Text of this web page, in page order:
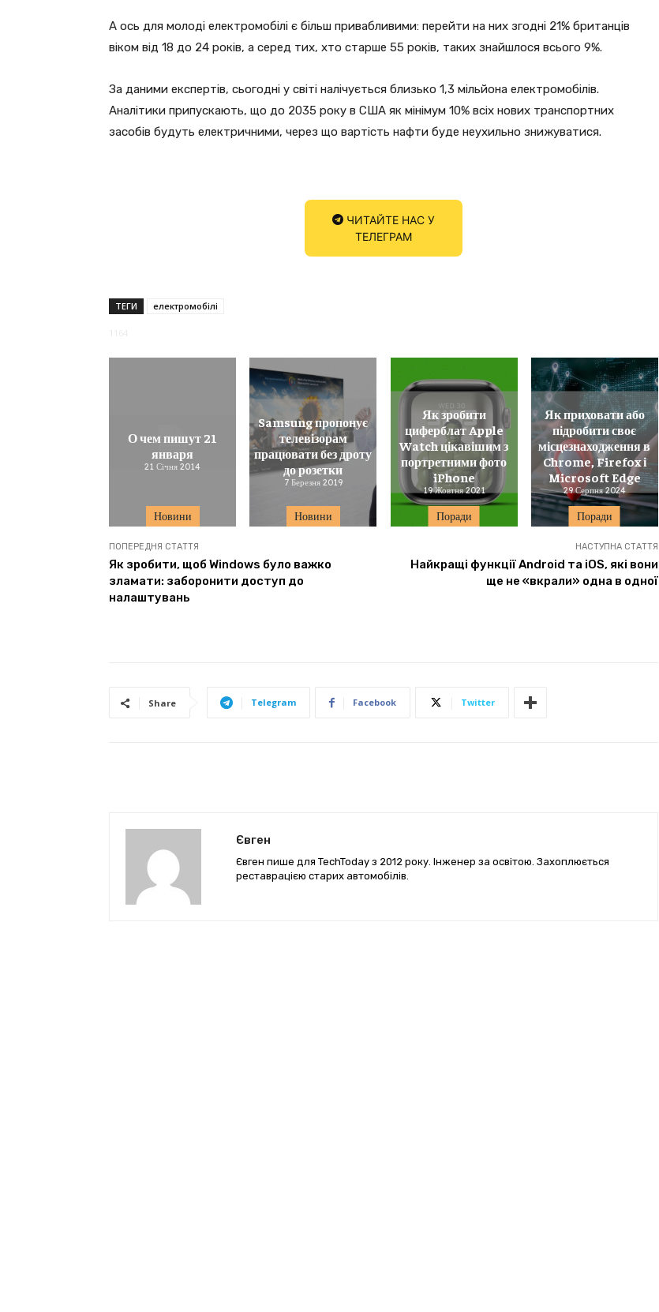
А ось для молоді електромобілі є більш привабливими: перейти на них згодні 21% британців
віком від 18 до 24 років, а серед тих, хто старше 55 років, таких знайшлося всього 9%.
За даними експертів, сьогодні у світі налічується близько 1,3 мільйона електромобілів.
Аналітики припускають, що до 2035 року в США як мінімум 10% всіх нових транспортних
засобів будуть електричними, через що вартість нафти буде неухильно знижуватися.
ЧИТАЙТЕ НАС У
ТЕЛЕГРАМ
ТЕГИ електромобілі
Новини
О чем пишут 21
января
21 Січня 2014
Новини
Samsung пропонує
телевізорам
працювати без дроту
до розетки
7 Березня 2019
Поради
Як зробити
циферблат Apple
Watch цікавішим з
портретними фото
iPhone
19 Жовтня 2021
Поради
Як приховати або
підробити своє
місцезнаходження в
Chrome, Firefox і
Microsoft Edge
29 Серпня 2024
ПОПЕРЕДНЯ СТАТТЯ
Як зробити, щоб Windows було важко
зламати: заборонити доступ до
налаштувань
НАСТУПНА СТАТТЯ
Найкращі функції Android та iOS, які вони
ще не «вкрали» одна в одної
Share Telegram Facebook Twitter
Євген
Євген пише для TechToday з 2012 року. Інженер за освітою. Захоплюється
реставрацією старих автомобілів.